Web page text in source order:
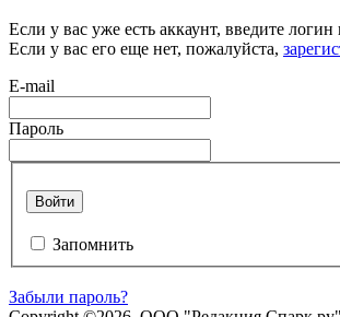
Если у вас уже есть аккаунт, введите
Если у вас его еще нет, пожалуйста,
E-mail
Пароль
Войти
Запомнить
Забыли пароль?